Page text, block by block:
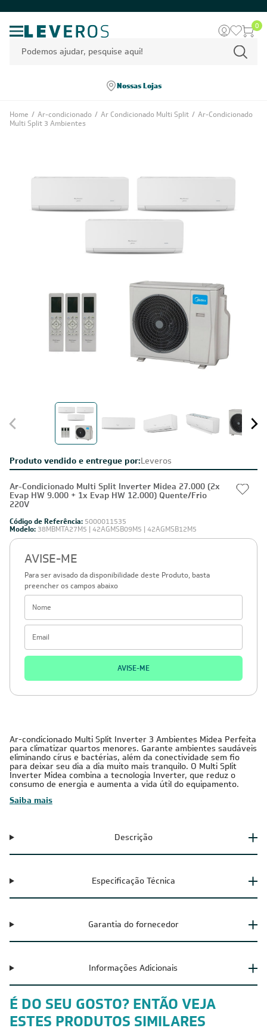
0
Nossas Lojas
Home / Ar-condicionado / Ar Condicionado Multi Split / Ar-Condicionado
Multi Split 3 Ambientes
Produto vendido e entregue por:Leveros
Ar-Condicionado Multi Split Inverter Midea 27.000 (2x
Evap HW 9.000 + 1x Evap HW 12.000) Quente/Frio
220V
Código de Referência: 5000011535
Modelo: 38MBMTA27M5 | 42AGMSB09M5 | 42AGMSB12M5
AVISE-ME
Para ser avisado da disponibilidade deste Produto, basta
preencher os campos abaixo
AVISE-ME
Ar-condicionado Multi Split Inverter 3 Ambientes Midea Perfeita
para climatizar quartos menores. Garante ambientes saudáveis
eliminando círus e bactérias, além da conectividade sem fio
para deixar seu dia a dia muito mais tranquilo. O Multi Split
Inverter Midea combina a tecnologia Inverter, que reduz o
consumo de energia e aumenta a vida útil do equipamento.
Saiba mais
Descrição
Especificação Técnica
Garantia do fornecedor
Informações Adicionais
É DO SEU GOSTO? ENTÃO VEJA
ESTES PRODUTOS SIMILARES